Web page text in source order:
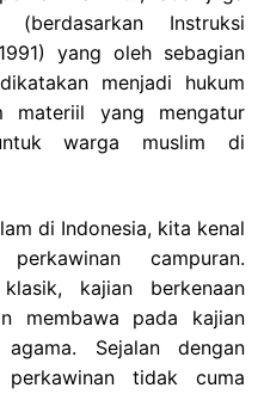
Instruksi
yang oleh sebagian
menjadi hukum
materiil yang mengatur
warga muslim di
di Indonesia, kita kenal
campuran.
kajian berkenaan
membawa pada kajian
Sejalan dengan
tidak cuma